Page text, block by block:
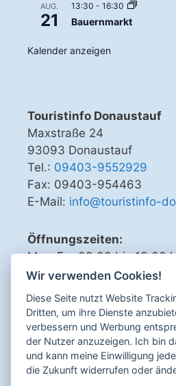
AUG.
21
13:30 - 16:30
Bauernmarkt
Kalender anzeigen
Touristinfo Donaustauf
Maxstraße 24
93093 Donaustauf
Tel.: 09403-9552929
Fax: 09403-954463
E-Mail: info@touristinfo-
Öffnungszeiten:
Mo - Fr 09.00 bis 13.00
Di, Do, Fr 15.00 bis 18.00
Sicher bezahlen mit
Wir verwenden Cookies!
Diese Seite nutzt Website
Dritten, um ihre Dienste
verbessern und Werbung
der Nutzer anzuzeigen. Ich bin
und kann meine Einwilligung
die Zukunft widerrufen oder